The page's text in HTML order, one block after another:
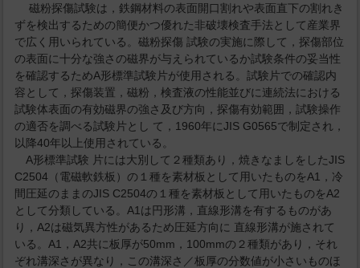
磁粉探傷試験は，鉄鋼材料の表面開口割れや表面直下の割れき
ずを検出するための簡便かつ優れた非破壊検査手法として産業界
で広く用いられている。磁粉探傷 試験の実施に際して，探傷部位
の表面に十分な強さの磁界が与えられているか試験条件の妥当性
を確認するためA形標準試験片が使用される。試験片での確認内
容として，探傷装置，磁粉，検査液の性能並びに連続法における
試験体表面の有効磁界の強さ及び方向，探傷有効範囲，試験操作
の適否を調べる試験片とし て，1960年にJIS G0565で制定され，
以降40年以上使用されている。
A形標準試験 片には大別して２種類あり，焼きなましをしたJIS
C2504（電磁軟鉄板）の１種を素材板として用いたものをA1，冷
間圧延のままのJIS C2504の１種を素材板として用いたものをA2
として分類している。A1は円形溝，直線形溝を有するものがあ
り，A2は磁気異方性があるため圧延方向に 直線形溝が施されて
いる。A1，A2共に板厚が50mm，100mmの２種類があり，それ
ぞれ溝深さが異なり，この溝深さ／板厚の分数値が小さいものほ